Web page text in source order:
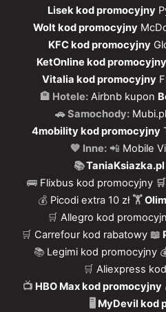
Lisek kod promocyjny
Wolt kod promocyjny
KFC kod promocyjny
KetOnline kod promocyjny
Vitalia kod promocyjny
🏨 Hotele: Airbnb kupon
🚗 Samochody:
4mobility kod promocyjny
💙 Inne: 📲 Mobile
📚
🚌 Flixbus kod promocyjny 🛒
💰 Picodi extra 10 zł 🏋️
🛒 Allegro kod
🛒 Carrefour kod rabatowy 📖
📚 Legimi kod promocyjny
🛒 Aliexpress
📺 HBO Max kod promocyjny
🖥 MyDevil kod